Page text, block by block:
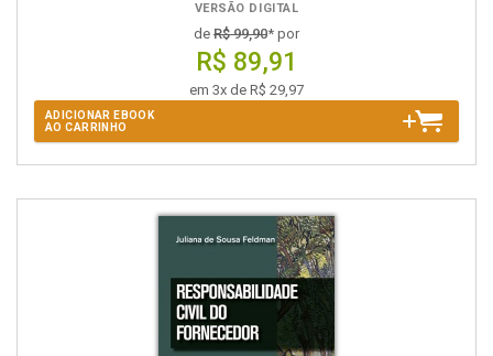
VERSÃO DIGITAL
de R$ 99,90* por
R$ 89,91
em 3x de R$ 29,97
ADICIONAR EBOOK
AO CARRINHO